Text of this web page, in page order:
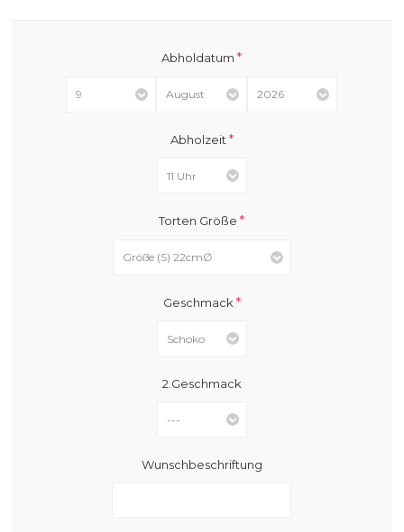
Abholdatum*
Abholzeit *
Torten Größe*
Geschmack *
2.Geschmack
Wunschbeschriftung